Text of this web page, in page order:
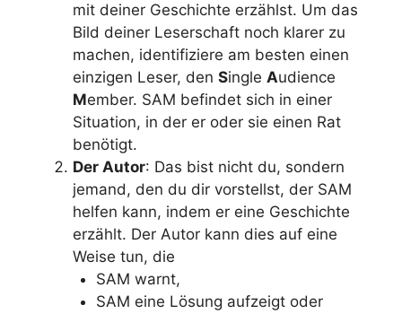
mit deiner Geschichte erzählst. Um das
Bild deiner Leserschaft noch klarer zu
machen, identifiziere am besten einen
einzigen Leser, den Single Audience
Member. SAM befindet sich in einer
Situation, in der er oder sie einen Rat
benötigt.
Der Autor: Das bist nicht du, sondern
jemand, den du dir vorstellst, der SAM
helfen kann, indem er eine Geschichte
erzählt. Der Autor kann dies auf eine
Weise tun, die
SAM warnt,
SAM eine Lösung aufzeigt oder